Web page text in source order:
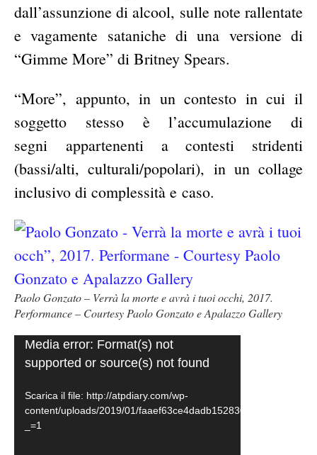
dall’assunzione di alcool, sulle note rallentate
e vagamente sataniche di una versione di
“Gimme More” di Britney Spears.
“More”, appunto, in un contesto in cui il
soggetto stesso è l’accumulazione di
segni appartenenti a contesti stridenti
(bassi/alti, culturali/popolari), in un collage
inclusivo di complessità e caso.
Paolo Gonzato – Verrà la morte e avrà i tuoi occhi, 2017.
Performance – Courtesy Paolo Gonzato e Apalazzo Gallery
Video
Player
Media error: Format(s) not
supported or source(s) not found
Scarica il file: http://atpdiary.com/wp-
content/uploads/2019/01/
_=1